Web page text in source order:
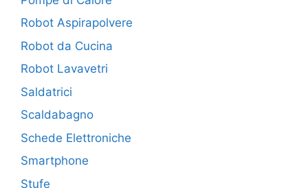
Robot Aspirapolvere
Robot da Cucina
Robot Lavavetri
Saldatrici
Scaldabagno
Schede Elettroniche
Smartphone
Stufe